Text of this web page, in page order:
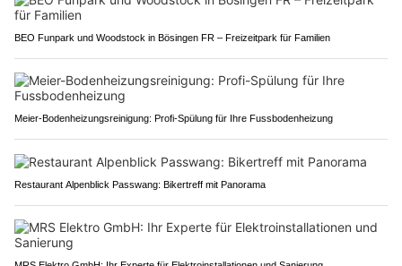
BEO Funpark und Woodstock in Bösingen FR – Freizeitpark für Familien
Meier-Bodenheizungsreinigung: Profi-Spülung für Ihre Fussbodenheizung
Restaurant Alpenblick Passwang: Bikertreff mit Panorama